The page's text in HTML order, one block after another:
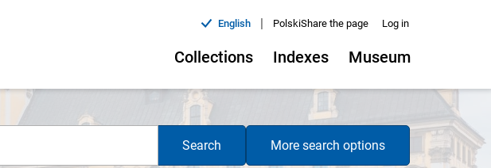
English | PolskiShare the page Log in
Collections Indexes Museum
Search More search options